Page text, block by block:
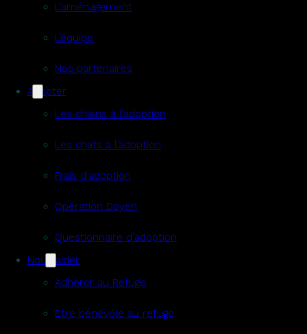
L’aménagement
L’équipe
Nos partenaires
Adopter
Les chiens à l’adoption
Les chats à l’adoption
Frais d’adoption
Opération Doyen
Questionnaire d’adoption
Nous aider
Adhérer au Refuge
Etre bénévole au refuge